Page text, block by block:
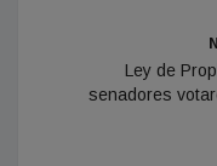
Ley de
senadores